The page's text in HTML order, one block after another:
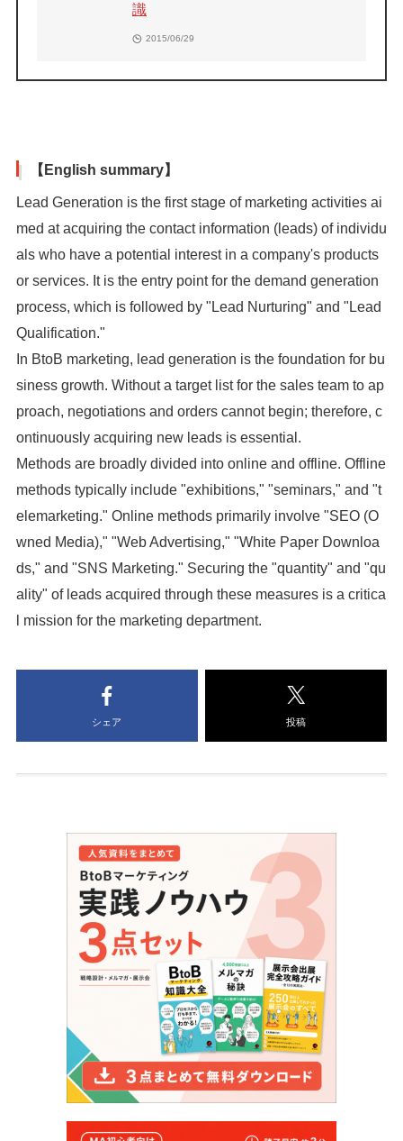
識
2015/06/29
【English summary】
Lead Generation is the first stage of marketing activities ai
med at acquiring the contact information (leads) of individu
als who have a potential interest in a company's products
or services. It is the entry point for the demand generation
process, which is followed by "Lead Nurturing" and "Lead
Qualification."
In BtoB marketing, lead generation is the foundation for bu
siness growth. Without a target list for the sales team to ap
proach, negotiations and orders cannot begin; therefore, c
ontinuously acquiring new leads is essential.
Methods are broadly divided into online and offline. Offline
methods typically include "exhibitions," "seminars," and "t
elemarketing." Online methods primarily involve "SEO (O
wned Media)," "Web Advertising," "White Paper Downloa
ds," and "SNS Marketing." Securing the "quantity" and "qu
ality" of leads acquired through these measures is a critica
l mission for the marketing department.
シェア 投稿